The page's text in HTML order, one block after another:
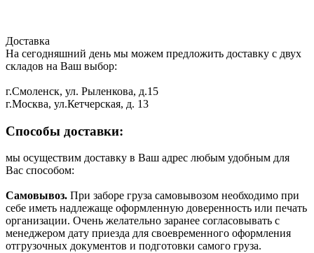
Доставка
На сегодняшний день мы можем предложить доставку с двух
складов на Ваш выбор:
г.Смоленск, ул. Рыленкова, д.15
г.Москва, ул.Кетчерская, д. 13
Способы доставки:
мы осуществим доставку в Ваш адрес любым удобным для
Вас способом:
Самовывоз. При заборе груза самовывозом необходимо при
себе иметь надлежаще оформленную доверенность или печать
организации. Очень желательно заранее согласовывать с
менеджером дату приезда для своевременного оформления
отгрузочных документов и подготовки самого груза.